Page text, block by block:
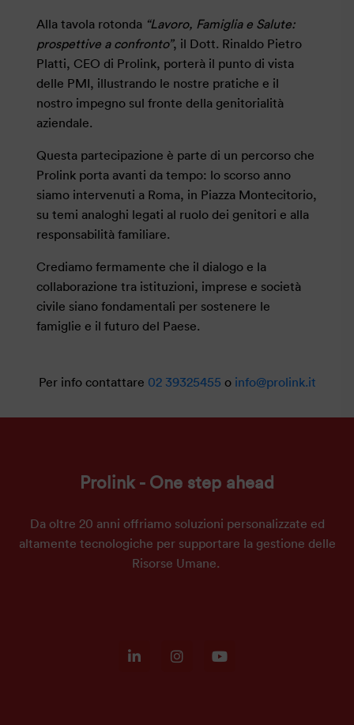
Alla tavola rotonda “Lavoro, Famiglia e Salute:
prospettive a confronto”, il Dott. Rinaldo Pietro
Platti, CEO di Prolink, porterà il punto di vista
delle PMI, illustrando le nostre pratiche e il
nostro impegno sul fronte della genitorialità
aziendale.
Questa partecipazione è parte di un percorso che
Prolink porta avanti da tempo: lo scorso anno
siamo intervenuti a Roma, in Piazza Montecitorio,
su temi analoghi legati al ruolo dei genitori e alla
responsabilità familiare.
Crediamo fermamente che il dialogo e la
collaborazione tra istituzioni, imprese e società
civile siano fondamentali per sostenere le
famiglie e il futuro del Paese.
Per info contattare 02 39325455 o info@prolink.it
Prolink - One step ahead
Da oltre 20 anni offriamo soluzioni personalizzate ed
altamente tecnologiche per supportare la gestione delle
Risorse Umane.